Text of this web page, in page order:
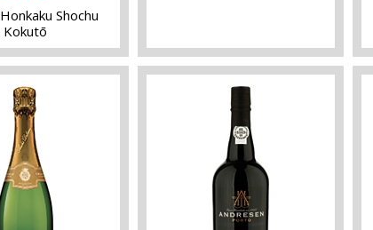
Honkaku Shochu
Kokutō